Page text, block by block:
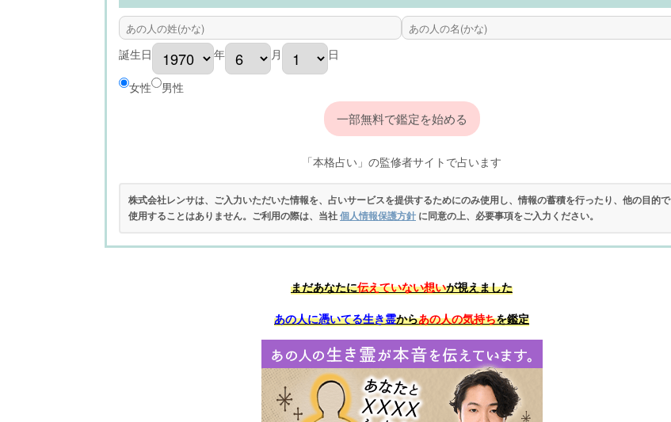
誕生日 年 月 日
女性 男性
「本格占い」の監修者サイトで占います
株式会社レンサは、ご入力いただいた情報を、占いサービスを提供するためにのみ使用し、情報の蓄積を行ったり、他の目的で
使用することはありません。ご利用の際は、当社個人情報保護方針 に同意の上、必要事項をご入力ください。
まだあなたに伝えていない想いが視えました
あの人に憑いてる生き霊からあの人の気持ちを鑑定